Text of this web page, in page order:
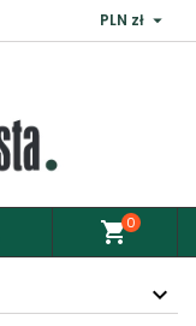
PLN zł 
shopping_cart0